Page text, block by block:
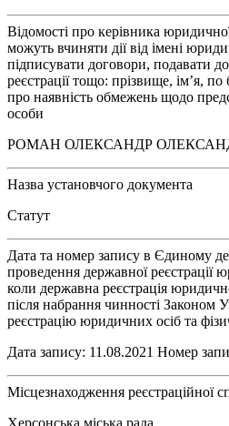
Відомості про керівника
можуть вчиняти дії від імені
підписувати договори, подавати
реєстрації тощо: прізвище, ім’я, по
про наявність обмежень щодо
особи
РОМАН ОЛЕКСАНДР
Назва установчого документа
Статут
Дата та номер запису в Єдиному
проведення державної реєстрації
коли державна реєстрація
після набрання чинності Законом
реєстрацію юридичних осіб та
Дата запису: 11.08.2021 Номер
Місцезнаходження реєстраційної
Херсонська міська рада